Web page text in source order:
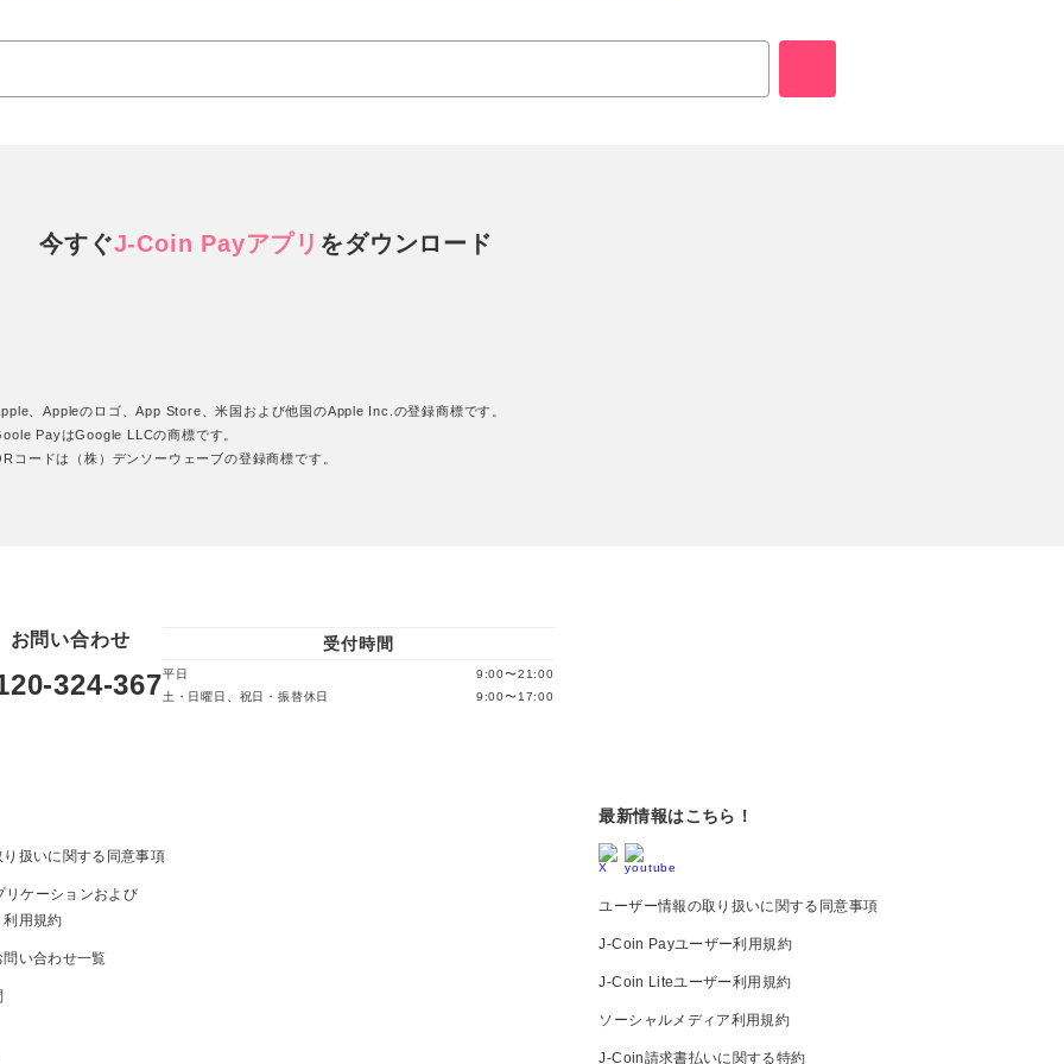
今すぐJ-Coin Payアプリ をダウンロード
、Appleのロゴ、App Store、米国および他国のApple Inc.の登録商標です。
PayはGoogle LLCの商標です。
コードは（株）デンソーウェーブの登録商標です。
お問い合わせ
324-367
受付時間
平日
9:00〜21:00
土・日曜日、祝日・振替休日
9:00〜17:00
扱いに関する同意事項
ケーションおよび
用規約
い合わせ一覧
最新情報はこちら！
ユーザー情報の取り扱いに関する同意事項
J-Coin Payユーザー利用規約
J-Coin Liteユーザー利用規約
ソーシャルメディア利用規約
J-Coin請求書払いに関する特約